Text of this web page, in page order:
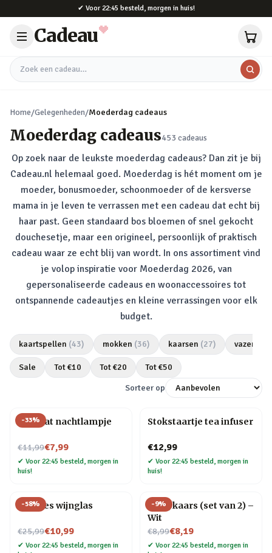
✔ Voor 22:45 besteld, morgen in huis!
Cadeau
Zoek een cadeau
Home/Gelegenheden/Moederdag cadeaus
Moederdag cadeaus453 cadeaus
Op zoek naar de leukste moederdag cadeaus? Dan zit je bij
Cadeau.nl helemaal goed. Moederdag is hét moment om je
moeder, bonusmoeder, schoonmoeder of de kersverse
mama in je leven te verrassen met een cadeau dat echt bij
haar past. Geen standaard bos bloemen of snel gekocht
douchesetje, maar een origineel, persoonlijk of praktisch
cadeau waar ze echt blij van wordt. In ons assortiment vind
je volop inspiratie voor Moederdag 2026, van
gepersonaliseerde cadeaus en woonaccessoires tot
ontspannende cadeautjes en kleine verrassingen voor elk
budget.
kaartspellen (43) mokken (36) kaarsen (27) vazen
Sale Tot €10 Tot €20 Tot €50
Sorteer op
-33%
Mini kat nachtlampje
€11,99
Nu voor€7,99
✔ Voor 22:45 besteld, morgen in
huis!
Stokstaartje tea infuser
€12,99
✔ Voor 22:45 besteld, morgen in
huis!
-58%
Wijnfles wijnglas
€25,99
Nu voor€10,99
✔ Voor 22:45 besteld, morgen in
-9%
Druipkaars (set van 2) –
Wit
€8,99
Nu voor€8,19
✔ Voor 22:45 besteld, morgen in